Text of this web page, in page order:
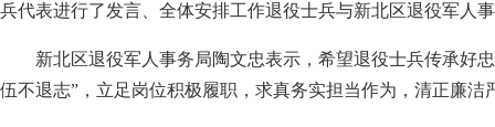
兵代表进行了发言、全体安排工作退役士兵与新北区退役军人
新北区退役军人事务局陶文忠表示，希望退役士兵传承好
伍不退志”，立足岗位积极履职，求真务实担当作为，清正廉